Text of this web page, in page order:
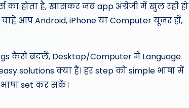
होता है, खासकर जब app अंग्रेजी में खुल रही हो
आप Android, iPhone या Computer यूजर हों,
कैसे बदलें, Desktop/Computer में Language
solutions क्या हैं। हर step को simple भाषा में
set कर सकें।